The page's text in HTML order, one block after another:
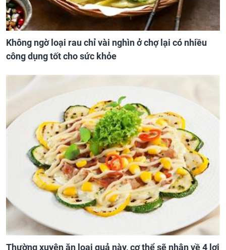
Không ngờ loại rau chỉ vài nghìn ở chợ lại có nhiều
công dụng tốt cho sức khỏe
Thường xuyên ăn loại quả này, cơ thể sẽ nhận về 4 lợi